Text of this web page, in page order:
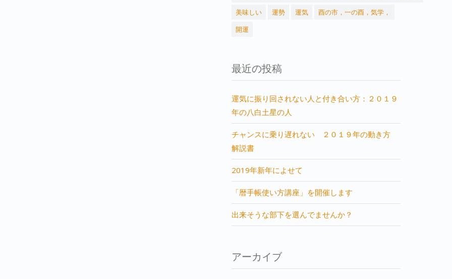
美味しい
運勢 運気
酉の市，一の酉，気学，
開運
最近の投稿
運気に振り回されない人と付き合い方：２０１９
年の八白土星の人
チャンスに乗り遅れない ２０１９年の動き方
解説書
2019年新年によせて
「暦手帳使い方講座」を開催します
出来そうな部下を選んでませんか？
アーカイブ